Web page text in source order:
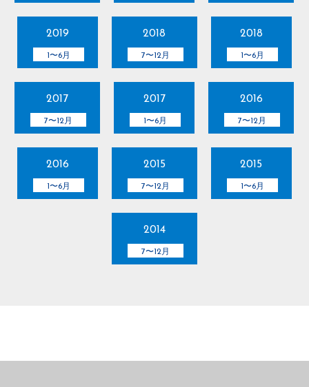
2019
1〜6月
2018
7〜12月
2018
1〜6月
2017
7〜12月
2017
1〜6月
2016
7〜12月
2016
1〜6月
2015
7〜12月
2015
1〜6月
2014
7〜12月